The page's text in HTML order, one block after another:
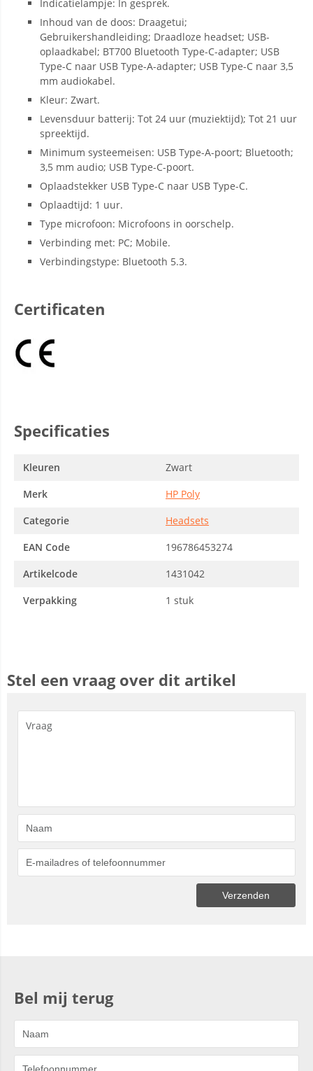
Indicatielampje: In gesprek.
Inhoud van de doos: Draagetui;
Gebruikershandleiding; Draadloze headset; USB-
oplaadkabel; BT700 Bluetooth Type-C-adapter; USB
Type-C naar USB Type-A-adapter; USB Type-C naar 3,5
mm audiokabel.
Kleur: Zwart.
Levensduur batterij: Tot 24 uur (muziektijd); Tot 21 uur
spreektijd.
Minimum systeemeisen: USB Type-A-poort; Bluetooth;
3,5 mm audio; USB Type-C-poort.
Oplaadstekker USB Type-C naar USB Type-C.
Oplaadtijd: 1 uur.
Type microfoon: Microfoons in oorschelp.
Verbinding met: PC; Mobile.
Verbindingstype: Bluetooth 5.3.
Certificaten
Specificaties
Kleuren
Zwart
Merk
HP Poly
Categorie
Headsets
EAN Code
196786453274
Artikelcode
1431042
Verpakking
1 stuk
Stel een vraag over dit artikel
Bel mij terug